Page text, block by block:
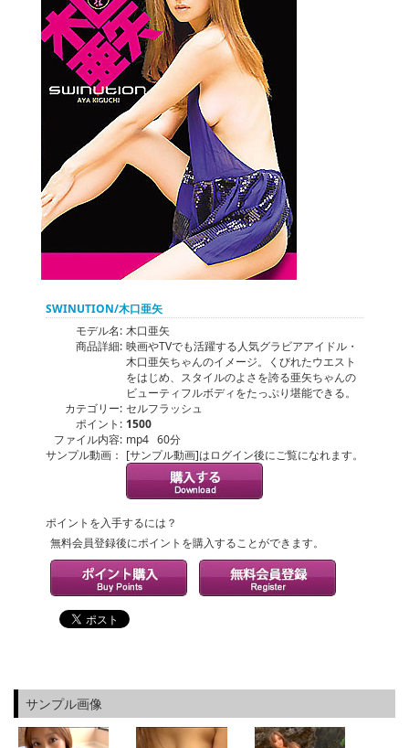
SWINUTION/木口亜矢
モデル名: 木口亜矢
商品詳細: 映画やTVでも活躍する人気グラビアアイドル・
木口亜矢ちゃんのイメージ。くびれたウエスト
をはじめ、スタイルのよさを誇る亜矢ちゃんの
ビューティフルボディをたっぷり堪能できる。
カテゴリー: セルフラッシュ
ポイント: 1500
ファイル内容: mp4 60分
サンプル動画： [サンプル動画]はログイン後にご覧になれます。
ポイントを入手するには？
無料会員登録後にポイントを購入することができます。
サンプル画像